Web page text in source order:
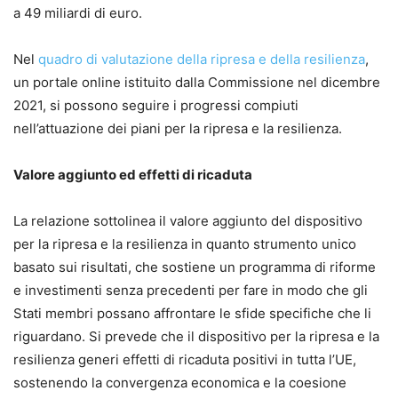
a 49 miliardi di euro.
Nel quadro di valutazione della ripresa e della resilienza,
un portale online istituito dalla Commissione nel dicembre
2021, si possono seguire i progressi compiuti
nell’attuazione dei piani per la ripresa e la resilienza.
Valore aggiunto ed effetti di ricaduta
La relazione sottolinea il valore aggiunto del dispositivo
per la ripresa e la resilienza in quanto strumento unico
basato sui risultati, che sostiene un programma di riforme
e investimenti senza precedenti per fare in modo che gli
Stati membri possano affrontare le sfide specifiche che li
riguardano. Si prevede che il dispositivo per la ripresa e la
resilienza generi effetti di ricaduta positivi in tutta l’UE,
sostenendo la convergenza economica e la coesione